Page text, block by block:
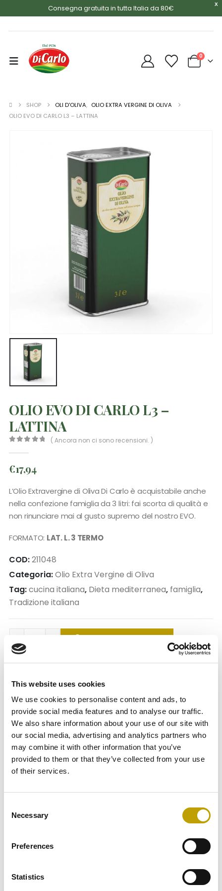
X
Consegna gratuita in tutta Italia da 80€
This website uses cookies
We use cookies to personalise content and ads, to
provide social media features and to analyse our traffic.
We also share information about your use of our site with
our social media, advertising and analytics partners who
may combine it with other information that you’ve
provided to them or that they’ve collected from your use
of their services.
Selection
Necessary
Preferences
Statistics
0
SHOP OLI D'OLIVA, OLIO EXTRA VERGINE DI OLIVA
OLIO EVO DI CARLO L3 – LATTINA
OLIO EVO DI CARLO L3 –
LATTINA
( Ancora non ci sono recensioni. )
€17,94
L’Olio Extravergine di Oliva Di Carlo è acquistabile anche
nella confezione famiglia da 3 litri: fai scorta di qualità e
non rinunciare mai al gusto supremo del nostro EVO.
FORMATO: LAT. L. 3 TERMO
COD:211048
Categoria:Olio Extra Vergine di Oliva
Tag:cucina italiana, Dieta mediterranea, famiglia,
Tradizione italiana
DESCRIZIONE
Il nostro Olio Extravergine di Oliva, estratto da olive
raccolte e frante nel territorio dell’Unione Europea, è un
fragranza inebriante. Il formato da 3 litri ti permette di